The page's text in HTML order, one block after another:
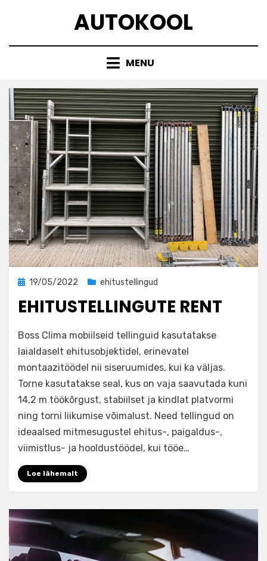
AUTOKOOL
MENU
Posted
19/05/2022 ehitustellingud
EHITUSTELLINGUTE RENT
adminkirill
Boss Clima mobiilseid tellinguid kasutatakse
laialdaselt ehitusobjektidel, erinevatel
montaazitöödel nii siseruumides, kui ka väljas.
Torne kasutatakse seal, kus on vaja saavutada kuni
14,2 m töökõrgust, stabiilset ja kindlat platvormi
ning torni liikumise võimalust. Need tellingud on
ideaalsed mitmesugustel ehitus-, paigaldus-,
viimistlus- ja hooldustöödel, kui tööe…
Loe lähemalt